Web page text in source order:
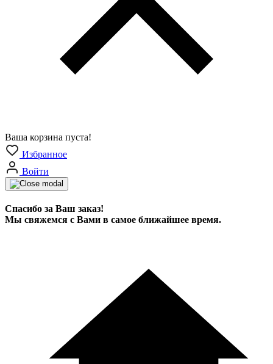
Ваша корзина пуста!
Избранное
Войти
Спасибо за Ваш заказ!
Мы свяжемся с Вами в самое ближайшее время.